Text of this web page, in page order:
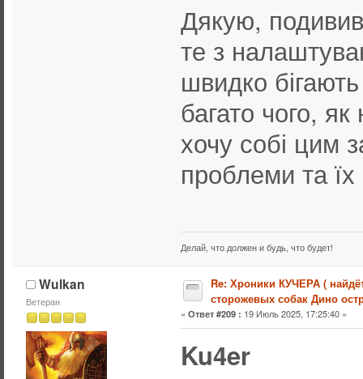
Дякую,
те з
швидко
багато чого,
хочу собі цим
проблеми та
Делай, что должен и будь, что будет!
Wulkan
Ветеран
Re: Хроники КУЧЕРА (
сторожевых собак Дино
« Ответ #209 : 19 Июль 2025, 17:25:40 »
Ku4er